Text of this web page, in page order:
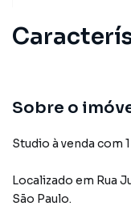
Sobre o
Studio à venda com
Localizado em Rua
São Paulo.